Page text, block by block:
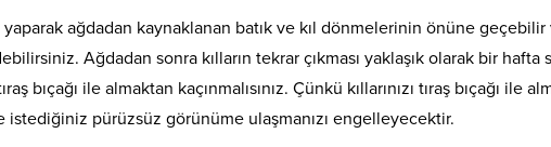
ağdadan kaynaklanan batık ve kıl dönmelerinin önüne geçebilir
Ağdadan sonra kılların tekrar çıkması yaklaşık olarak bir hafta
bıçağı ile almaktan kaçınmalısınız. Çünkü kıllarınızı tıraş bıçağı ile
istediğiniz pürüzsüz görünüme ulaşmanızı engelleyecektir.